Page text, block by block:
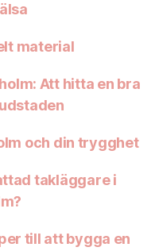
material
Att hitta en bra
och din trygghet
takläggare i
till att bygga en